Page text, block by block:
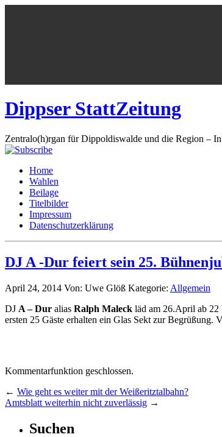
Dippser StattZeitung
Zentralo(h)rgan für Dippoldiswalde und die Region –
Home
Wahlen
Beilage
Titelbilder
Impressum
Datenschutzerklärung
DJ A -Dur feiert sein 25.
April 24, 2014 Von: Uwe Glöß Kategorie: Allgemein
DJ A – Dur alias Ralph Maleck läd am 26.April ab 22
ersten 25 Gäste erhalten ein Glas Sekt zur
Kommentarfunktion geschlossen.
← Wie geht es weiter mit der Weißeritztalbahn?
Amtsblatt weiterhin nicht zuverlässig →
Suchen